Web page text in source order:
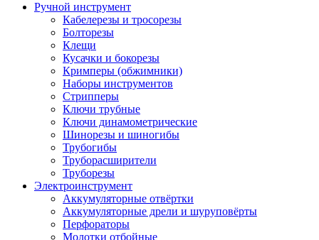
Ручной инструмент
Кабелерезы и тросорезы
Болторезы
Клещи
Кусачки и бокорезы
Кримперы (обжимники)
Наборы инструментов
Стрипперы
Ключи трубные
Ключи динамометрические
Шинорезы и шиногибы
Трубогибы
Труборасширители
Труборезы
Электроинструмент
Аккумуляторные отвёртки
Аккумуляторные дрели и шуруповёрты
Перфораторы
Молотки отбойные